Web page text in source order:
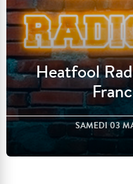
Heatfool
SAMEDI 03